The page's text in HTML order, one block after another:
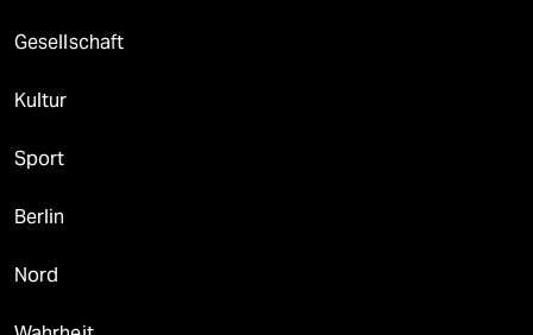
Gesellschaft
Kultur
Sport
Berlin
Nord